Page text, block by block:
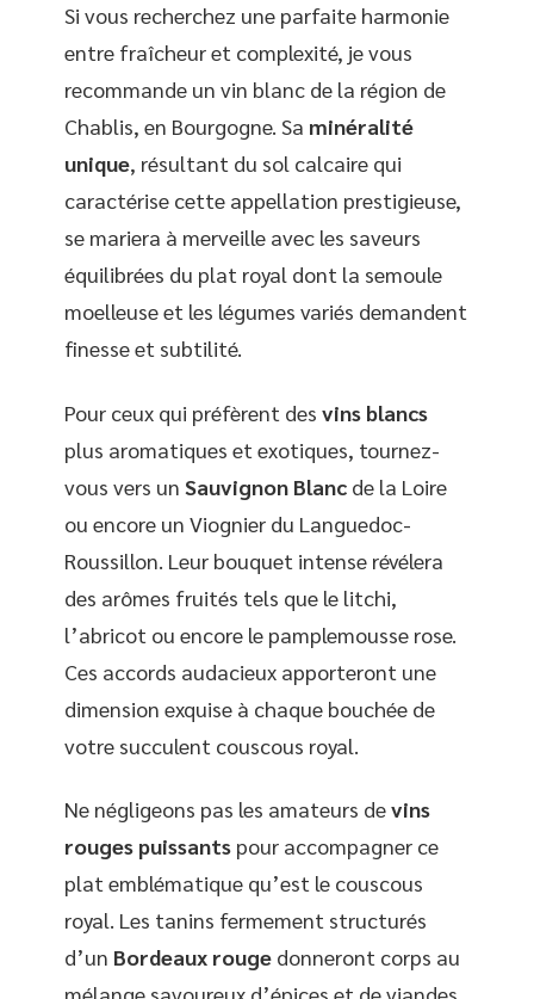
Si vous recherchez une parfaite harmonie
entre fraîcheur et complexité, je vous
recommande un vin blanc de la région de
Chablis, en Bourgogne. Sa minéralité
unique, résultant du sol calcaire qui
caractérise cette appellation prestigieuse,
se mariera à merveille avec les saveurs
équilibrées du plat royal dont la semoule
moelleuse et les légumes variés demandent
finesse et subtilité.
Pour ceux qui préfèrent des vins blancs
plus aromatiques et exotiques, tournez-
vous vers un Sauvignon Blanc de la Loire
ou encore un Viognier du Languedoc-
Roussillon. Leur bouquet intense révélera
des arômes fruités tels que le litchi,
l’abricot ou encore le pamplemousse rose.
Ces accords audacieux apporteront une
dimension exquise à chaque bouchée de
votre succulent couscous royal.
Ne négligeons pas les amateurs devins
rouges puissants pour accompagner ce
plat emblématique qu’est le couscous
royal. Les tanins fermement structurés
d’un Bordeaux rouge donneront corps au